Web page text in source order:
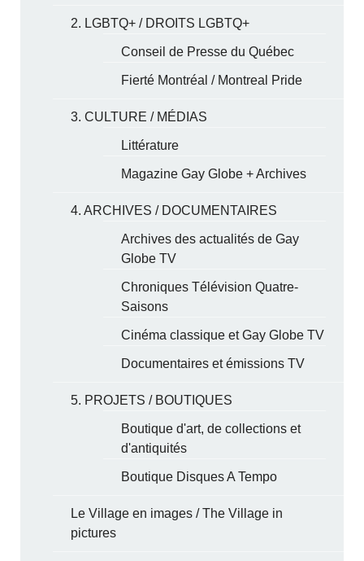
2. LGBTQ+ / DROITS LGBTQ+
Conseil de Presse du Québec
Fierté Montréal / Montreal Pride
3. CULTURE / MÉDIAS
Littérature
Magazine Gay Globe + Archives
4. ARCHIVES / DOCUMENTAIRES
Archives des actualités de Gay
Globe TV
Chroniques Télévision Quatre-
Saisons
Cinéma classique et Gay Globe TV
Documentaires et émissions TV
5. PROJETS / BOUTIQUES
Boutique d'art, de collections et
d'antiquités
Boutique Disques A Tempo
Le Village en images / The Village in
pictures